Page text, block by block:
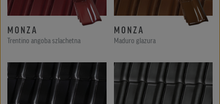
MONZA
Trentino angoba szlachetna
MONZA
Maduro glazura